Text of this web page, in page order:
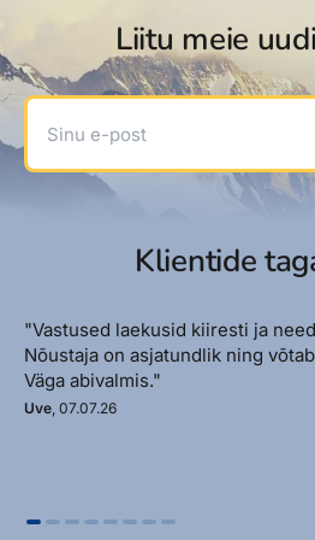
Liitu meie
Sinu e-post
Klientide
"Vastused laekusid kiiresti ja
Nõustaja on asjatundlik ning
Väga abivalmis."
Uve , 07.07.26